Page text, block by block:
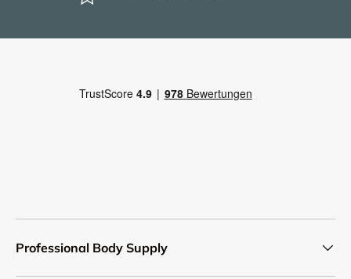
Professional Body Supply